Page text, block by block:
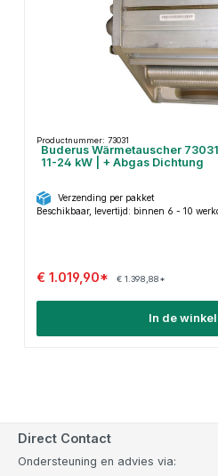
Productnummer: 73031
Buderus Wärmetauscher 73031
11-24 kW | + Abgas Dichtung
Verzending per pakket
Beschikbaar, levertijd: binnen 6 - 10
€ 1.019,90* € 1.398,88*
In de
Direct Contact
Ondersteuning en advies via: